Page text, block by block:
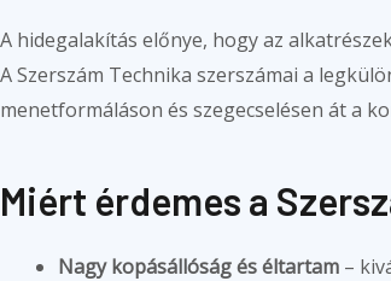
A hidegalakítás előnye, hogy az
A Szerszám Technika szerszámai a
menetformáláson és szegecselésen át a
Miért érdemes a
Nagy kopásállóság és éltartam –